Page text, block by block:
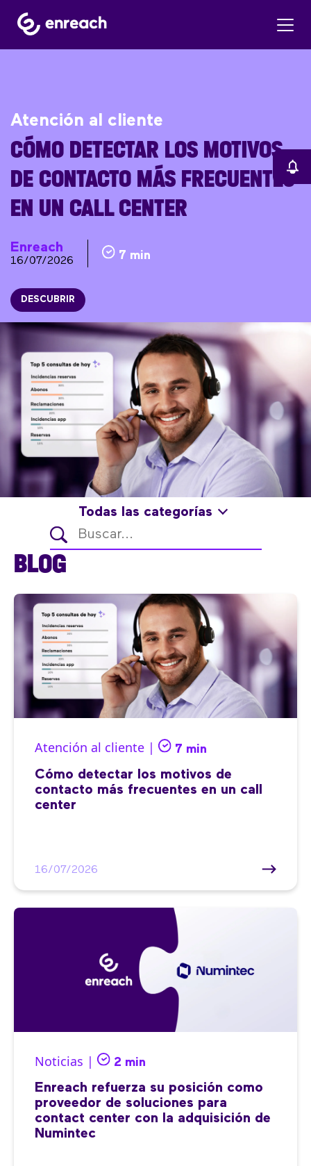
Atención al cliente
CÓMO DETECTAR LOS MOTIVOS
DE CONTACTO MÁS FRECUENTES
EN UN CALL CENTER
Enreach
16/07/2026 7 min
DESCUBRIR
Todas las categorías
BLOG
Atención al cliente | 7 min
Cómo detectar los motivos de
contacto más frecuentes en un call
center
16/07/2026
Noticias | 2 min
Enreach refuerza su posición como
proveedor de soluciones para
contact center con la adquisición de
Numintec